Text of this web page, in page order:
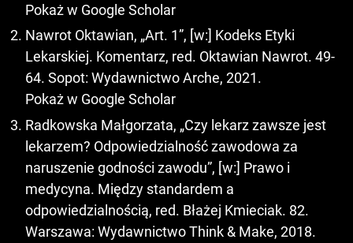
Pokaż w Google Scholar
Nawrot Oktawian, „Art. 1”, [w:] Kodeks Etyki
Lekarskiej. Komentarz, red. Oktawian Nawrot. 49-
64. Sopot: Wydawnictwo Arche, 2021.
Pokaż w Google Scholar
Radkowska Małgorzata, „Czy lekarz zawsze jest
lekarzem? Odpowiedzialność zawodowa za
naruszenie godności zawodu”, [w:] Prawo i
medycyna. Między standardem a
odpowiedzialnością, red. Błażej Kmieciak. 82.
Warszawa: Wydawnictwo Think & Make, 2018.